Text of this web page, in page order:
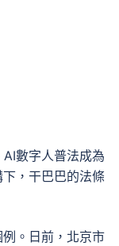
數字人普法成為
，干巴巴的法條
。日前，北京市